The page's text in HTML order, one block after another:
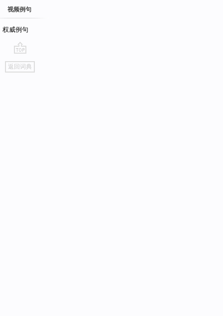
视频例句
权威例句
go
top
返回词典